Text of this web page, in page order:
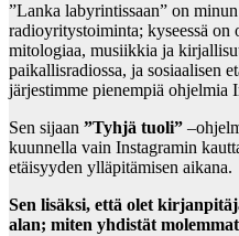
”Lanka labyrintissaan” on
radioyritystoiminta; kyseessä on
mitologiaa, musiikkia ja
paikallisradiossa, ja sosiaalisen
järjestimme pienempiä ohjelmia
Sen sijaan ”Tyhjä tuoli”
kuunnella vain Instagramin
etäisyyden ylläpitämisen aikana.
Sen lisäksi, että olet
alan; miten yhdistät